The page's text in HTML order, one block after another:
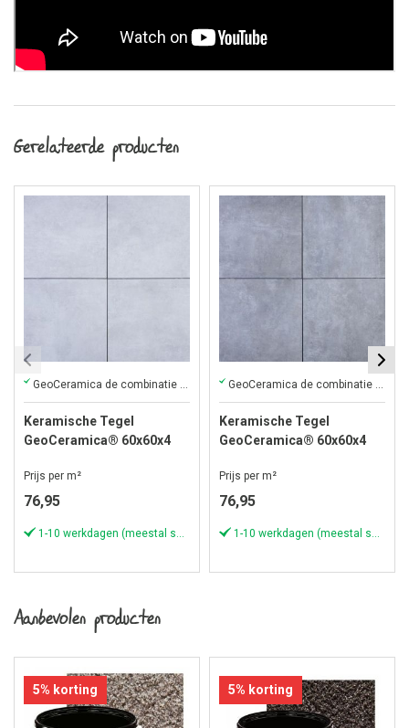
Gerelateerde producten
GeoCeramica de combinatie van keramiek en beton in één tegel
Keramische Tegel
GeoCeramica® 60x60x4
Prijs per m²
76,95
1-10 werkdagen (meestal sneller)
GeoCeramica de combinatie van keramiek en beton in één tegel
Keramische Tegel
GeoCeramica® 60x60x4
Prijs per m²
76,95
1-10 werkdagen (meestal sneller)
Aanbevolen producten
5% korting 5% korting